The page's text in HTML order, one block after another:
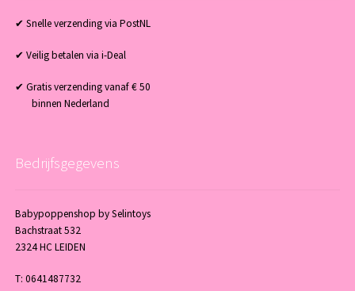
✔ Snelle verzending via PostNL
✔ Veilig betalen via i-Deal
✔ Gratis verzending vanaf € 50
binnen Nederland
Bedrijfsgegevens
Babypoppenshop by Selintoys
Bachstraat 532
2324 HC LEIDEN
T: 0641487732